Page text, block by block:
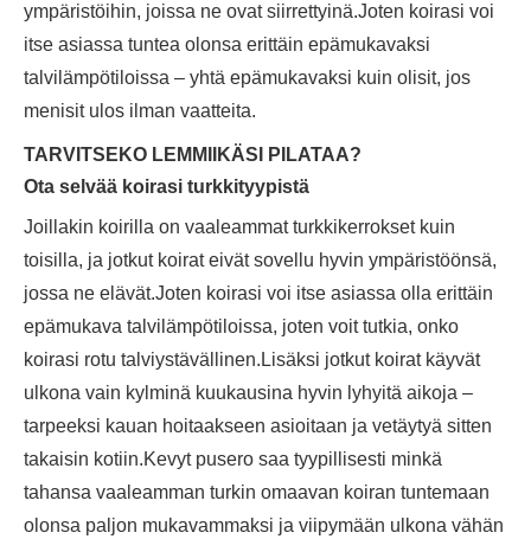
ympäristöihin, joissa ne ovat siirrettyinä.Joten koirasi voi
itse asiassa tuntea olonsa erittäin epämukavaksi
talvilämpötiloissa – yhtä epämukavaksi kuin olisit, jos
menisit ulos ilman vaatteita.
TARVITSEKO LEMMIIKÄSI PILATAA?
Ota selvää koirasi turkkityypistä
Joillakin koirilla on vaaleammat turkkikerrokset kuin
toisilla, ja jotkut koirat eivät sovellu hyvin ympäristöönsä,
jossa ne elävät.Joten koirasi voi itse asiassa olla erittäin
epämukava talvilämpötiloissa, joten voit tutkia, onko
koirasi rotu talviystävällinen.Lisäksi jotkut koirat käyvät
ulkona vain kylminä kuukausina hyvin lyhyitä aikoja –
tarpeeksi kauan hoitaakseen asioitaan ja vetäytyä sitten
takaisin kotiin.Kevyt pusero saa tyypillisesti minkä
tahansa vaaleamman turkin omaavan koiran tuntemaan
olonsa paljon mukavammaksi ja viipymään ulkona vähän